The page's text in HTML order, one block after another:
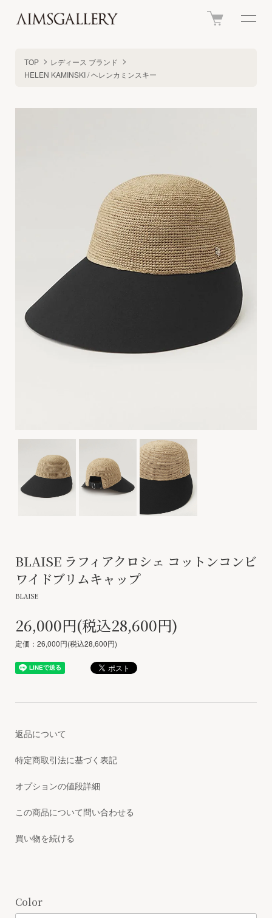
TOP
レディース ブランド
HELEN KAMINSKI / ヘレンカミンスキー
BLAISE ラフィアクロシェ コットンコンビ
ワイドブリムキャップ
BLAISE
26,000円(税込28,600円)
定価：26,000円(税込28,600円)
返品について
特定商取引法に基づく表記
オプションの値段詳細
この商品について問い合わせる
買い物を続ける
Color